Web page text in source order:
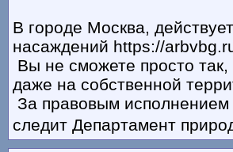
В городе Москва,
насаждений https://
Вы не сможете просто
даже на собственной
За правовым
следит Департамент